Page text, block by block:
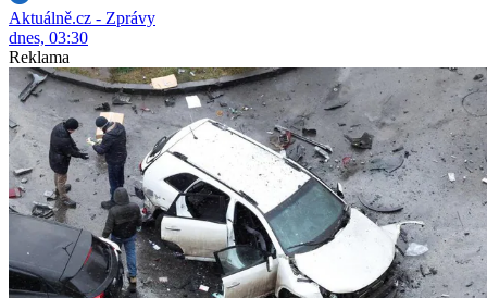
Aktuálně.cz - Zprávy
dnes, 03:30
Reklama